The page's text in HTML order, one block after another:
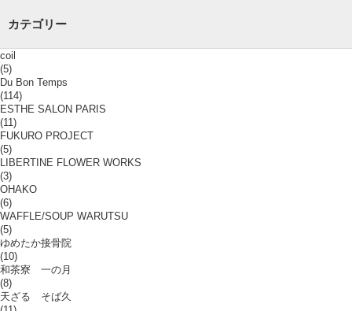
カテゴリー
coil
(5)
Du Bon Temps
(114)
ESTHE SALON PARIS
(11)
FUKURO PROJECT
(5)
LIBERTINE FLOWER WORKS
(3)
OHAKO
(6)
WAFFLE/SOUP WARUTSU
(5)
ゆめたか接骨院
(10)
和茶寮 一の月
(8)
天ざる そば久